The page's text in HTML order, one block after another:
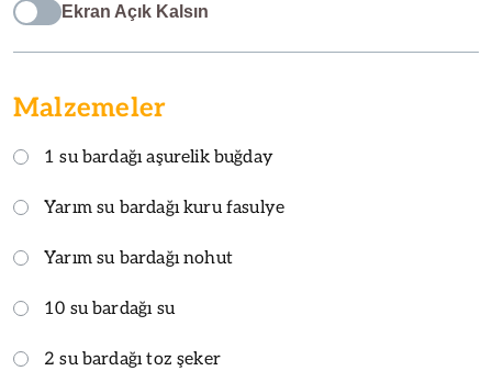
Ekran Açık Kalsın
Malzemeler
1 su bardağı aşurelik buğday
Yarım su bardağı kuru fasulye
Yarım su bardağı nohut
10 su bardağı su
2 su bardağı toz şeker